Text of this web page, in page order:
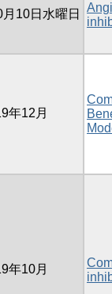
10日水曜日
年12月
年10月